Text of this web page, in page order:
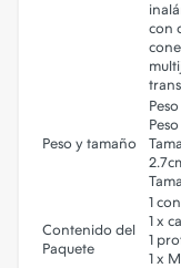
con
Peso y tamaño
Contenido del
Paquete
1
1 x
1
1 x